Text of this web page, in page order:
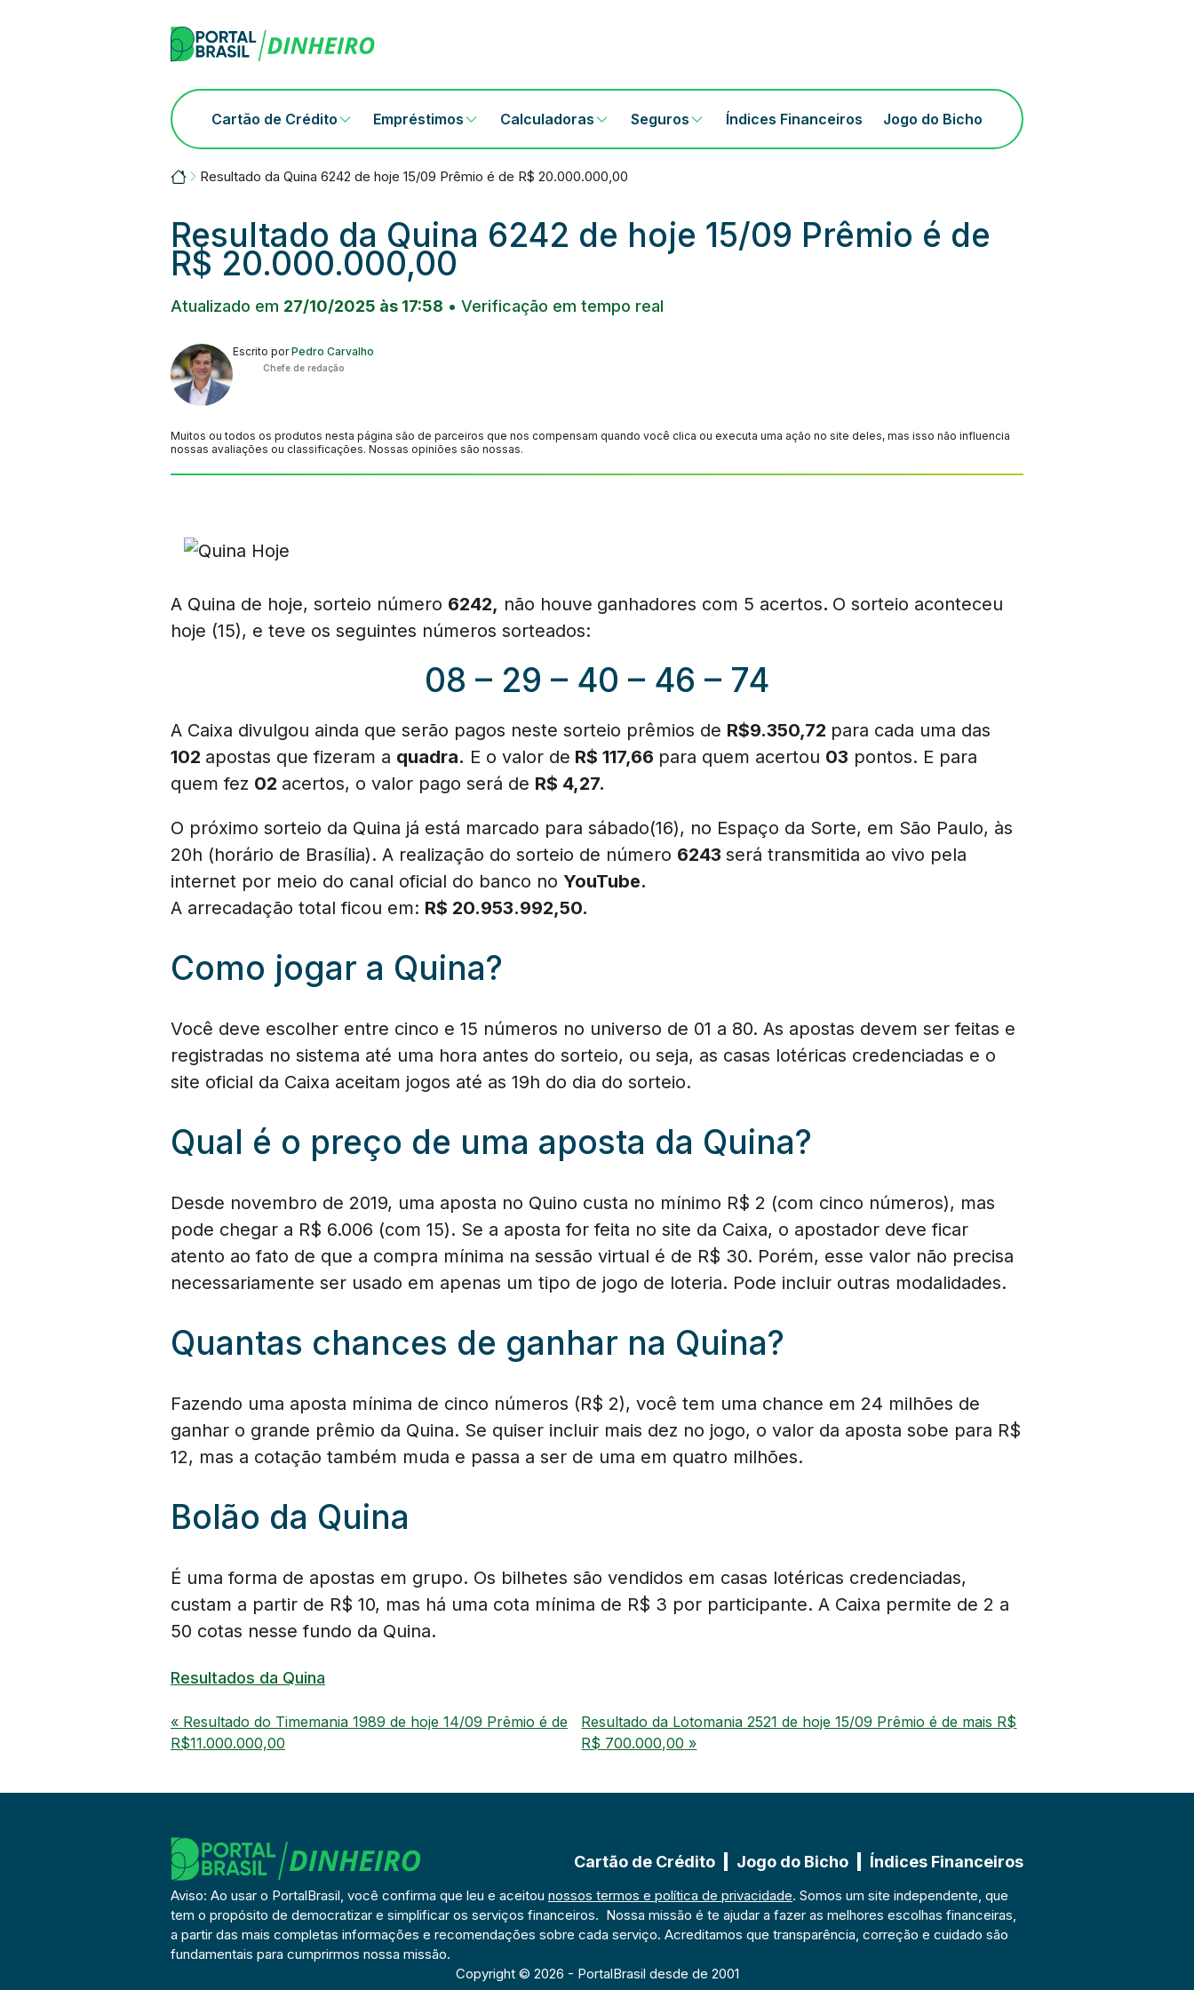
Cartão de Crédito Empréstimos Calculadoras Seguros Índices Financeiros Jogo do Bicho
Portalbrasil
Resultado da Quina 6242 de hoje 15/09 Prêmio é de R$ 20.000.000,00
Resultado da Quina 6242 de hoje 15/09 Prêmio é de
R$ 20.000.000,00
Atualizado em 27/10/2025 às 17:58 • Verificação em tempo real
Escrito porPedro Carvalho
Chefe de redação
Muitos ou todos os produtos nesta página são de parceiros que nos compensam quando você clica ou executa uma ação no site deles, mas isso não influencia
nossas avaliações ou classificações. Nossas opiniões são nossas.
A Quina de hoje, sorteio número 6242, não houve ganhadores com 5 acertos. O sorteio aconteceu
hoje (15), e teve os seguintes números sorteados:
08 – 29 – 40 – 46 – 74
A Caixa divulgou ainda que serão pagos neste sorteio prêmios de R$9.350,72 para cada uma das
102 apostas que fizeram a quadra. E o valor de R$ 117,66 para quem acertou 03 pontos. E para
quem fez 02 acertos, o valor pago será de R$ 4,27.
O próximo sorteio da Quina já está marcado para sábado(16), no Espaço da Sorte, em São Paulo, às
20h (horário de Brasília). A realização do sorteio de número 6243 será transmitida ao vivo pela
internet por meio do canal oficial do banco no YouTube.
A arrecadação total ficou em: R$ 20.953.992,50.
Como jogar a Quina?
Você deve escolher entre cinco e 15 números no universo de 01 a 80. As apostas devem ser feitas e
registradas no sistema até uma hora antes do sorteio, ou seja, as casas lotéricas credenciadas e o
site oficial da Caixa aceitam jogos até as 19h do dia do sorteio.
Qual é o preço de uma aposta da Quina?
Desde novembro de 2019, uma aposta no Quino custa no mínimo R$ 2 (com cinco números), mas
pode chegar a R$ 6.006 (com 15). Se a aposta for feita no site da Caixa, o apostador deve ficar
atento ao fato de que a compra mínima na sessão virtual é de R$ 30. Porém, esse valor não precisa
necessariamente ser usado em apenas um tipo de jogo de loteria. Pode incluir outras modalidades.
Quantas chances de ganhar na Quina?
Fazendo uma aposta mínima de cinco números (R$ 2), você tem uma chance em 24 milhões de
ganhar o grande prêmio da Quina. Se quiser incluir mais dez no jogo, o valor da aposta sobe para R$
12, mas a cotação também muda e passa a ser de uma em quatro milhões.
Bolão da Quina
É uma forma de apostas em grupo. Os bilhetes são vendidos em casas lotéricas credenciadas,
custam a partir de R$ 10, mas há uma cota mínima de R$ 3 por participante. A Caixa permite de 2 a
50 cotas nesse fundo da Quina.
Resultados da Quina
« Resultado do Timemania 1989 de hoje 14/09 Prêmio é de
R$11.000.000,00
Resultado da Lotomania 2521 de hoje 15/09 Prêmio é de mais R$
R$ 700.000,00 »
Cartão de Crédito Jogo do Bicho Índices Financeiros
Aviso: Ao usar o PortalBrasil, você confirma que leu e aceitou nossos termos e política de privacidade. Somos um site independente, que
tem o propósito de democratizar e simplificar os serviços financeiros. Nossa missão é te ajudar a fazer as melhores escolhas financeiras,
a partir das mais completas informações e recomendações sobre cada serviço. Acreditamos que transparência, correção e cuidado são
fundamentais para cumprirmos nossa missão.
Copyright © 2026 - PortalBrasil desde de 2001